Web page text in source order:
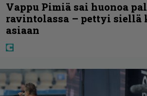
Vappu Pimiä sai huonoa
ravintolassa – pettyi siellä
asiaan